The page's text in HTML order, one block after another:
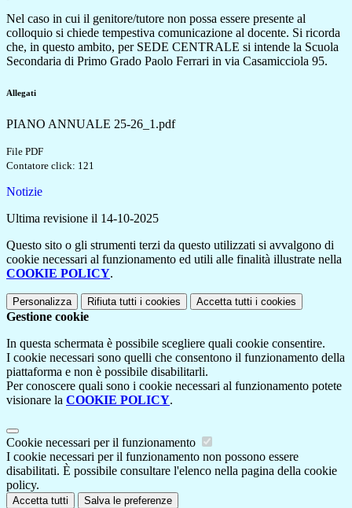
Nel caso in cui il genitore/tutore non possa essere presente al
colloquio si chiede tempestiva comunicazione al docente. Si ricorda
che, in questo ambito, per SEDE CENTRALE si intende la Scuola
Secondaria di Primo Grado Paolo Ferrari in via Casamicciola 95.
Allegati
PIANO ANNUALE 25-26_1.pdf
File PDF
Contatore click: 121
Notizie
Ultima revisione il 14-10-2025
Questo sito o gli strumenti terzi da questo utilizzati si avvalgono di
cookie necessari al funzionamento ed utili alle finalità illustrate nella
COOKIE POLICY.
Personalizza Rifiuta tutti i cookies Accetta tutti i cookies
Gestione cookie
In questa schermata è possibile scegliere quali cookie consentire.
I cookie necessari sono quelli che consentono il funzionamento della
piattaforma e non è possibile disabilitarli.
Per conoscere quali sono i cookie necessari al funzionamento potete
visionare la COOKIE POLICY.
Cookie necessari per il funzionamento
I cookie necessari per il funzionamento non possono essere
disabilitati. È possibile consultare l'elenco nella pagina della cookie
policy.
Accetta tutti Salva le preferenze